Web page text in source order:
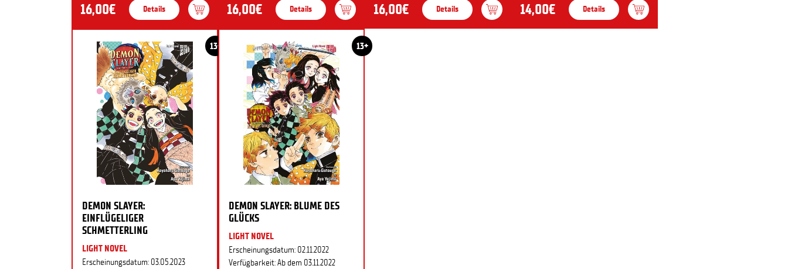
16,00€ Details 16,00€ Details 16,00€ Details 14,00€ Details
13+
DEMON SLAYER:
EINFLÜGELIGER
SCHMETTERLING
LIGHT NOVEL
Erscheinungsdatum: 03.05.2023
13+
DEMON SLAYER: BLUME DES
GLÜCKS
LIGHT NOVEL
Erscheinungsdatum: 02.11.2022
Verfügbarkeit: Ab dem 03.11.2022